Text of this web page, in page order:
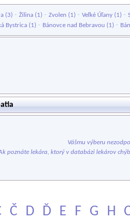
(3) - Žilina (1) - Zvolen (1) - Veľké Úľany (1) -
Bystrica (1) - Bánovce nad Bebravou (1) -
Vášmu výberu
poznáte lekára, ktorý v databázi lekárov
Č D Ď E F G H